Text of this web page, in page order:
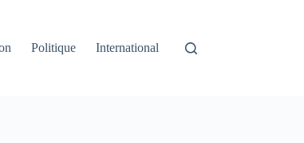
Politique International